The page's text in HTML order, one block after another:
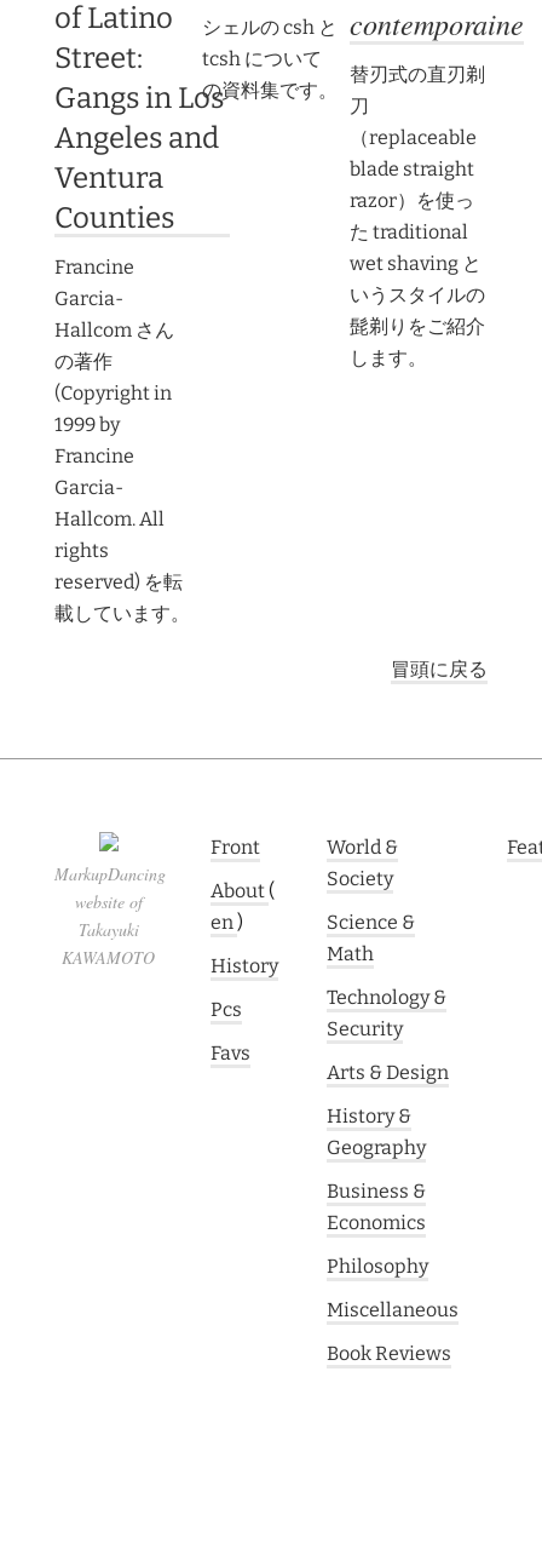
of Latino
Street:
Gangs in Los
Angeles and
Ventura
Counties
Francine
Garcia-
Hallcom さん
の著作
(Copyright in
1999 by
Francine
Garcia-
Hallcom. All
rights
reserved) を転
載しています。
シェルの csh と
tcsh について
の資料集です。
contemporaine
替刃式の直刃剃
刀
（replaceable
blade straight
razor）を使っ
た traditional
wet shaving と
いうスタイルの
髭剃りをご紹介
します。
冒頭に戻る
MarkupDancing
website of
Takayuki
KAWAMOTO
Front
About (
en)
History
Pcs
Favs
World &
Society
Science &
Math
Technology &
Security
Arts & Design
History &
Geography
Business &
Economics
Philosophy
Miscellaneous
Book Reviews